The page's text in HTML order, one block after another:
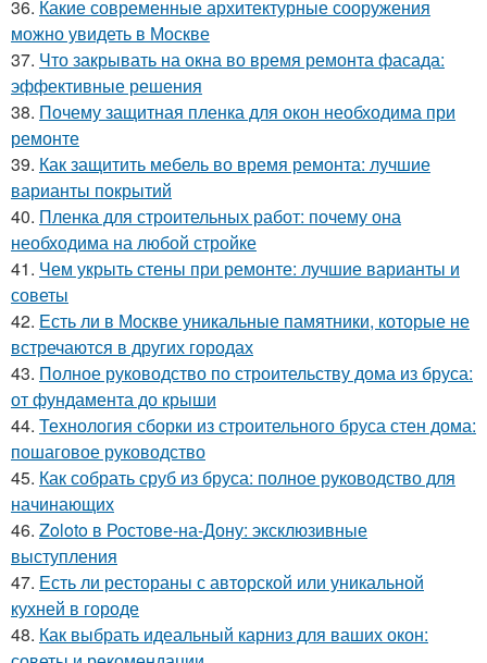
36. Какие современные архитектурные сооружения
можно увидеть в Москве
37. Что закрывать на окна во время ремонта фасада:
эффективные решения
38. Почему защитная пленка для окон необходима при
ремонте
39. Как защитить мебель во время ремонта: лучшие
варианты покрытий
40. Пленка для строительных работ: почему она
необходима на любой стройке
41. Чем укрыть стены при ремонте: лучшие варианты и
советы
42. Есть ли в Москве уникальные памятники, которые не
встречаются в других городах
43. Полное руководство по строительству дома из бруса:
от фундамента до крыши
44. Технология сборки из строительного бруса стен дома:
пошаговое руководство
45. Как собрать сруб из бруса: полное руководство для
начинающих
46. Zoloto в Ростове-на-Дону: эксклюзивные
выступления
47. Есть ли рестораны с авторской или уникальной
кухней в городе
48. Как выбрать идеальный карниз для ваших окон: